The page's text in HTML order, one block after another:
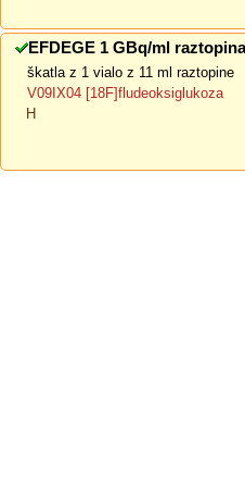
EFDEGE 1 GBq/ml
škatla z 1 vialo z 11 ml raztopine
V09IX04 [18F]fludeoksiglukoza
H